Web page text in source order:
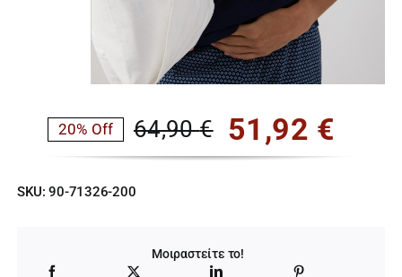
64,90€
Original
price
64,90 €.
51,92 €
Η
τρέχουσα
είναι:
20% Off
SKU:90-71326-200
Μοιραστείτε το!